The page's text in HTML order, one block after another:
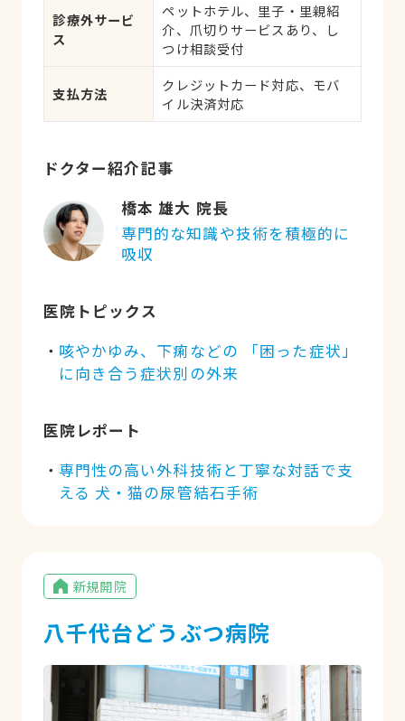
診療外サービ
ス
ペットホテル、里子・里親紹
介、爪切りサービスあり、し
つけ相談受付
支払方法
クレジットカード対応、モバ
イル決済対応
ドクター紹介記事
橋本 雄大 院長
専門的な知識や技術を積極的に
吸収
医院トピックス
咳やかゆみ、下痢などの 「困った症状」
に向き合う症状別の外来
医院レポート
専門性の高い外科技術と丁寧な対話で支
える 犬・猫の尿管結石手術
新規開院
八千代台どうぶつ病院